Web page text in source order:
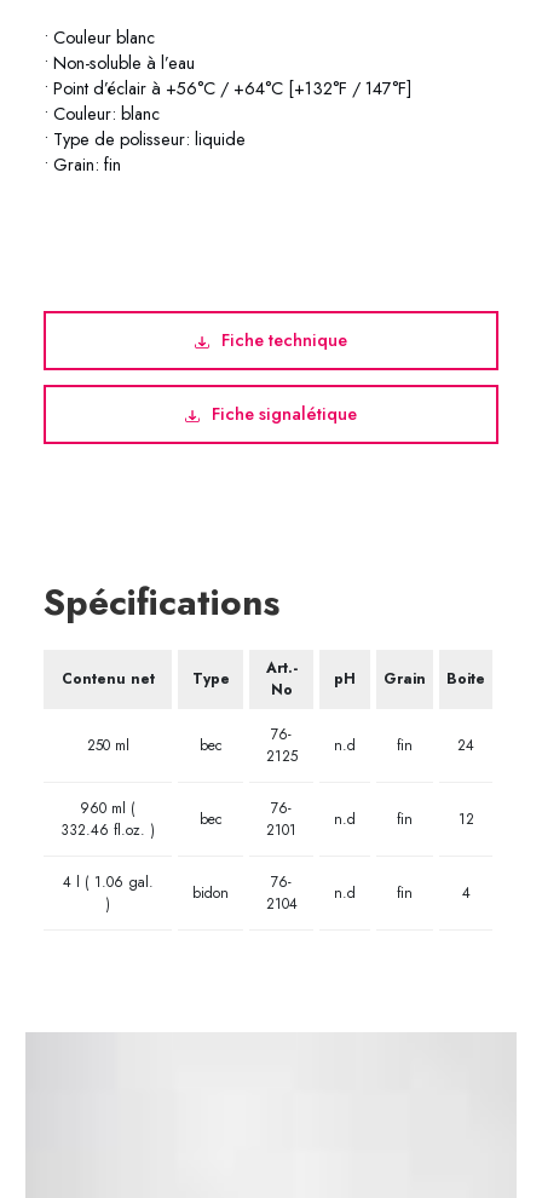
• Couleur blanc
• Non-soluble à l’eau
• Point d’éclair à +56°C / +64°C [+132°F / 147°F]
• Couleur: blanc
• Type de polisseur: liquide
• Grain: fin
Fiche technique
Fiche signalétique
Spécifications
Contenu net Type
Art.-
No
pH Grain Boite
250 ml bec
76-
2125
n.d fin 24
960 ml (
332.46 fl.oz. )
bec
76-
2101
n.d fin 12
4 l ( 1.06 gal.
)
bidon
76-
2104
n.d fin 4